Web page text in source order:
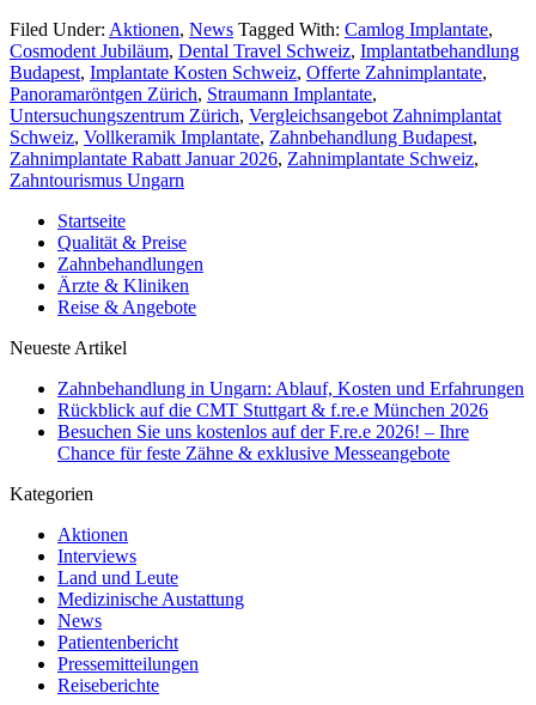
Filed Under: Aktionen, News Tagged With: Camlog Implantate,
Cosmodent Jubiläum, Dental Travel Schweiz, Implantatbehandlung
Budapest, Implantate Kosten Schweiz, Offerte Zahnimplantate,
Panoramaröntgen Zürich, Straumann Implantate,
Untersuchungszentrum Zürich, Vergleichsangebot Zahnimplantat
Schweiz, Vollkeramik Implantate, Zahnbehandlung Budapest,
Zahnimplantate Rabatt Januar 2026, Zahnimplantate Schweiz,
Zahntourismus Ungarn
Startseite
Qualität & Preise
Zahnbehandlungen
Ärzte & Kliniken
Reise & Angebote
Neueste Artikel
Zahnbehandlung in Ungarn: Ablauf, Kosten und Erfahrungen
Rückblick auf die CMT Stuttgart & f.re.e München 2026
Besuchen Sie uns kostenlos auf der F.re.e 2026! – Ihre
Chance für feste Zähne & exklusive Messeangebote
Kategorien
Aktionen
Interviews
Land und Leute
Medizinische Austattung
News
Patientenbericht
Pressemitteilungen
Reiseberichte